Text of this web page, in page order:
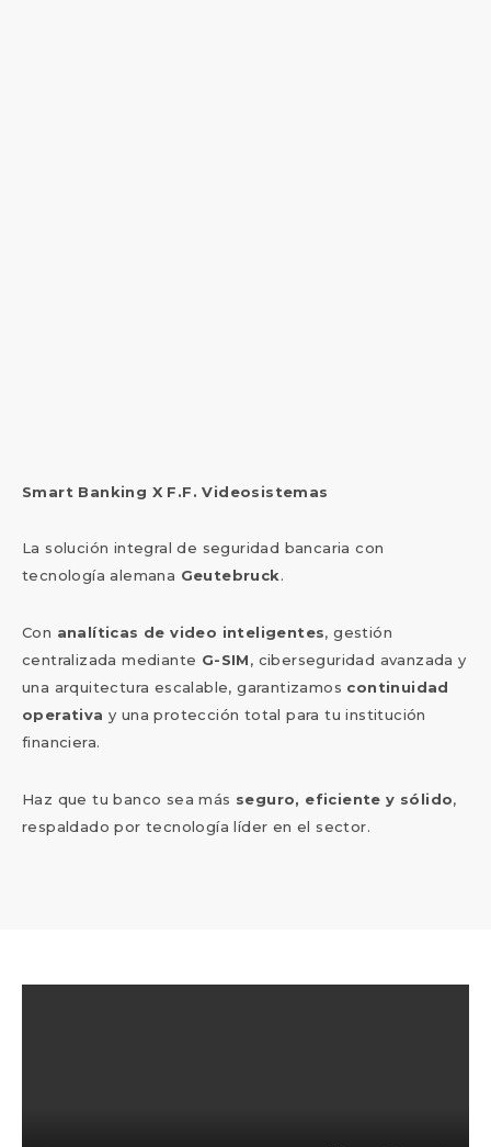
Smart Banking X F.F. Videosistemas
La solución integral de seguridad bancaria con
tecnología alemana Geutebruck.
Con analíticas de video inteligentes, gestión
centralizada mediante G-SIM, ciberseguridad avanzada y
una arquitectura escalable, garantizamos continuidad
operativa y una protección total para tu institución
financiera.
Haz que tu banco sea más seguro, eficiente y sólido,
respaldado por tecnología líder en el sector.